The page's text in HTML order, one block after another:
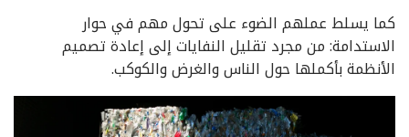
كما يسلط عملهم الضوء على تحول مهم في حوار
الاستدامة: من مجرد تقليل النفايات إلى إعادة تصميم
الأنظمة بأكملها حول الناس والغرض والكوكب.